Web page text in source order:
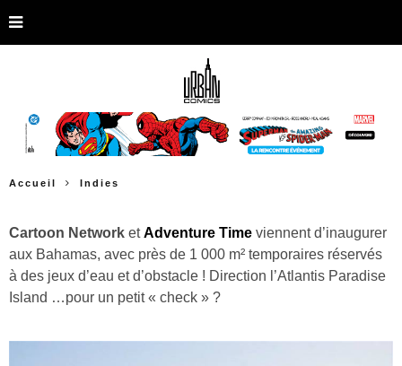
Accueil Indies
Cartoon Network etAdventure Time viennent d’inaugurer
aux Bahamas, avec près de 1 000 m² temporaires réservés
à des jeux d’eau et d’obstacle ! Direction l’Atlantis Paradise
Island …pour un petit « check » ?